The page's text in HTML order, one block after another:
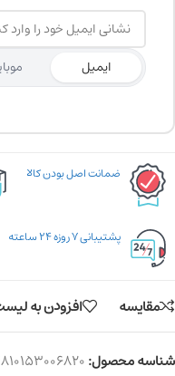
ایمیل
ضمانت اصل بودن کالا
پشتیبانی ۷ روزه ۲۴ ساعته
مقایسه افزودن به
شناسه محصول: